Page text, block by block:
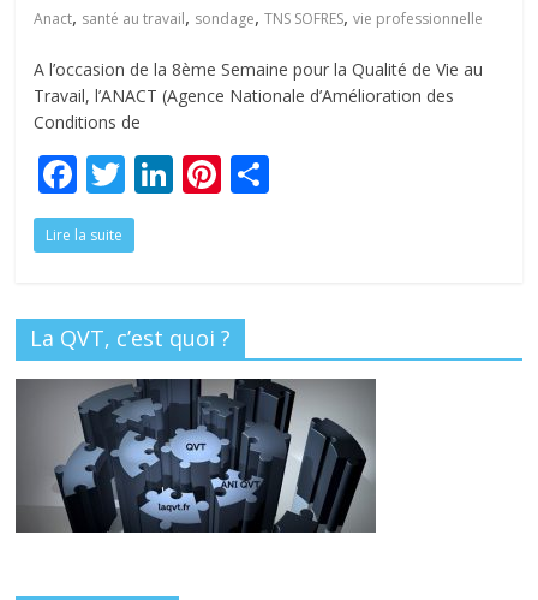
Anact, santé au travail, sondage,TNS SOFRES,vie professionnelle
A l’occasion de la 8ème Semaine pour la Qualité de Vie au
Travail, l’ANACT (Agence Nationale d’Amélioration des
Conditions de
F
ac
e
o
o
k
T
w
itt
Li
dI
n
Pi
st
Lire la suite
La QVT, c’est quoi ?